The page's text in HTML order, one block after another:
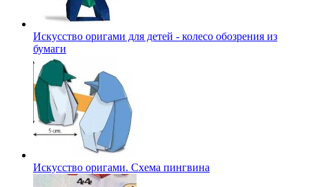
Искусство оригами для детей - колесо обозрения из
бумаги
Искусство оригами. Схема пингвина